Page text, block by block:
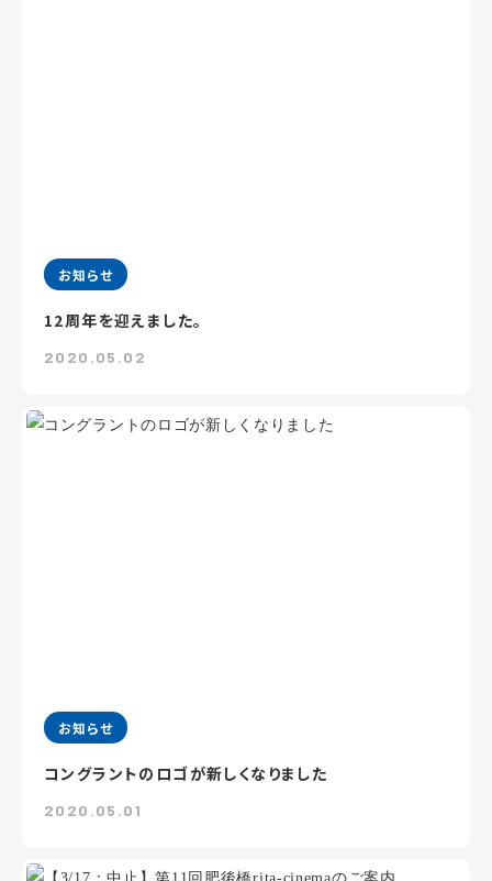
お知らせ
12周年を迎えました。
2020.05.02
お知らせ
コングラントのロゴが新しくなりました
2020.05.01